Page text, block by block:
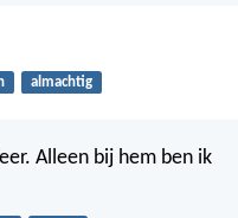
almachtig
Alleen bij hem ben ik